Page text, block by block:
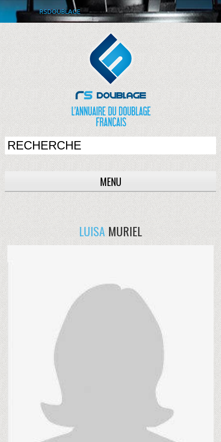
RSDOUBLAGE
MENU
LUISAMURIEL